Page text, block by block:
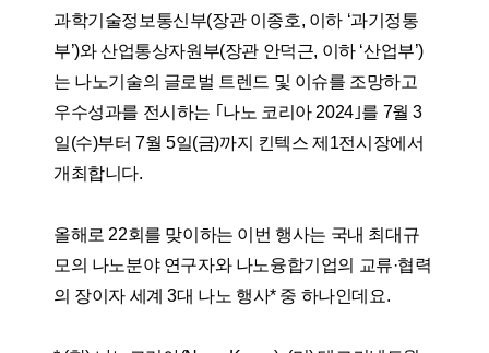
과학기술정보통신부(장관 이종호, 이하 ‘과기정통
부’)와 산업통상자원부(장관 안덕근, 이하 ‘산업부’)
는 나노기술의 글로벌 트렌드 및 이슈를 조망하고
우수성과를 전시하는 ｢나노 코리아 2024｣를 7월 3
일(수)부터 7월 5일(금)까지 킨텍스 제1전시장에서
개최합니다.
올해로 22회를 맞이하는 이번 행사는 국내 최대규
모의 나노분야 연구자와 나노융합기업의 교류·협력
의 장이자 세계 3대 나노 행사* 중 하나인데요.